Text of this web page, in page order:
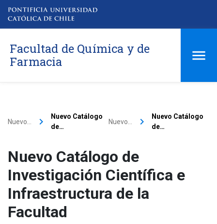
Facultad de Química y de
Farmacia
Nuevo… keyboard_arrow_right
Nuevo Catálogo
de…
Nuevo… keyboard_arrow_right
Nuevo Catálogo
de…
Nuevo Catálogo de
Investigación Científica e
Infraestructura de la
Facultad